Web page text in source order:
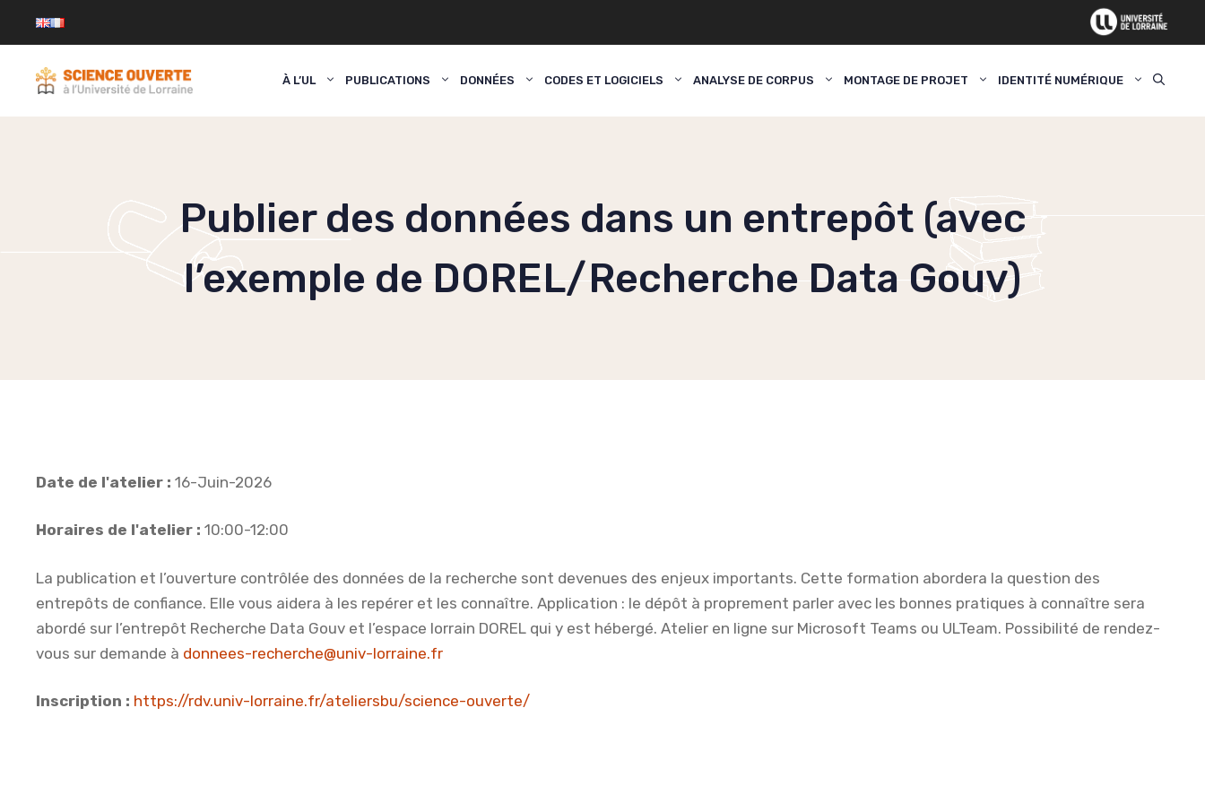
À L’UL PUBLICATIONS DONNÉES CODES ET LOGICIELS ANALYSE DE CORPUS MONTAGE DE PROJET IDENTITÉ NUMÉRIQUE
Publier des données dans un entrepôt (avec
l’exemple de DOREL/Recherche Data Gouv)
Date de l'atelier : 16-Juin-2026
Horaires de l'atelier : 10:00-12:00
La publication et l’ouverture contrôlée des données de la recherche sont devenues des enjeux importants. Cette formation abordera la question des
entrepôts de confiance. Elle vous aidera à les repérer et les connaître. Application : le dépôt à proprement parler avec les bonnes pratiques à connaître sera
abordé sur l’entrepôt Recherche Data Gouv et l’espace lorrain DOREL qui y est hébergé. Atelier en ligne sur Microsoft Teams ou ULTeam. Possibilité de rendez-
vous sur demande à donnees-recherche@univ-lorraine.fr
Inscription : https://rdv.univ-lorraine.fr/ateliersbu/science-ouverte/